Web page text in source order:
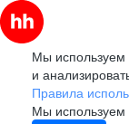
Мы используем
и
Правила
Мы